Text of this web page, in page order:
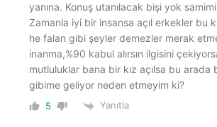
yanına. Konuş utanılacak bişi yok
Zamanla iyi bir insansa açıl erkekler bu
he falan gibi şeyler demezler merak
inanma,%90 kabul alırsın ilgisini
mutluluklar bana bir kız açılsa bu arada
gibime geliyor neden etmeyim ki?
5 Yanıtla